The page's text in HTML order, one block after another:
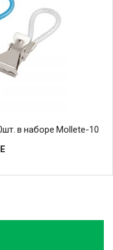
в наборе Mollete-10